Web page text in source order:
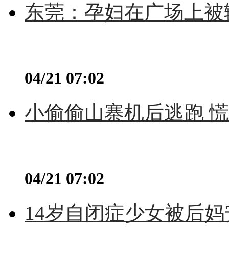
东莞：孕妇在广场上
04/21 07:02
小偷偷山寨机后逃跑
04/21 07:02
14岁自闭症少女被后